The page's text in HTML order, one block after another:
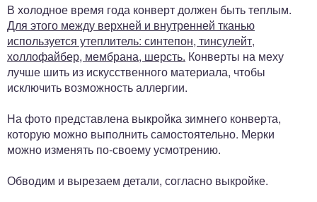
В холодное время года конверт должен быть теплым.
Для этого между верхней и внутренней тканью
используется утеплитель: синтепон, тинсулейт,
холлофайбер, мембрана, шерсть. Конверты на меху
лучше шить из искусственного материала, чтобы
исключить возможность аллергии.
На фото представлена выкройка зимнего конверта,
которую можно выполнить самостоятельно. Мерки
можно изменять по-своему усмотрению.
Обводим и вырезаем детали, согласно выкройке.